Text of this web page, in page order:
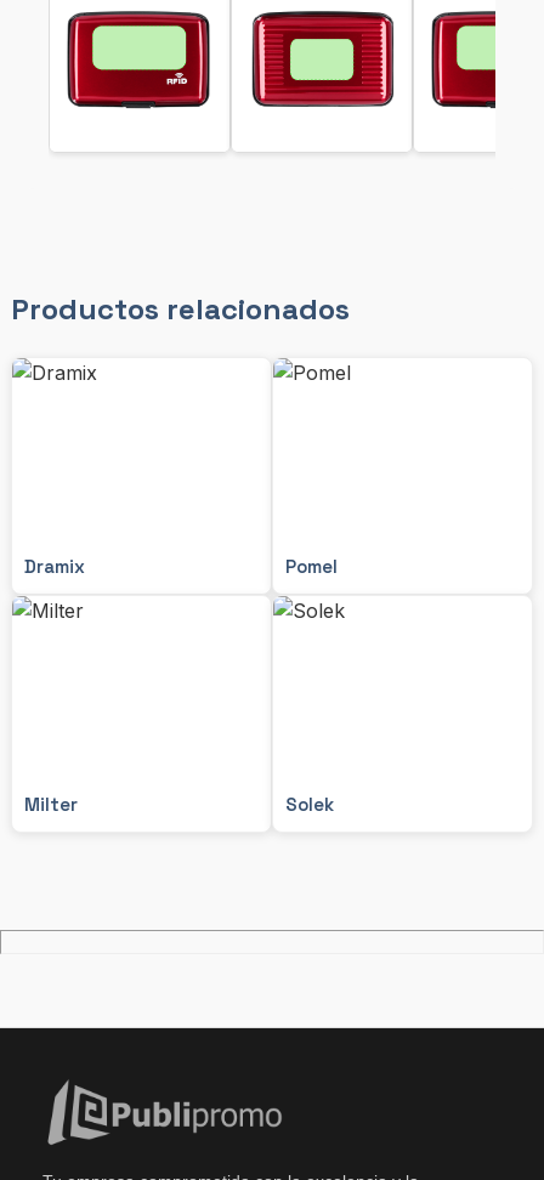
Productos relacionados
Dramix Pomel
Milter Solek